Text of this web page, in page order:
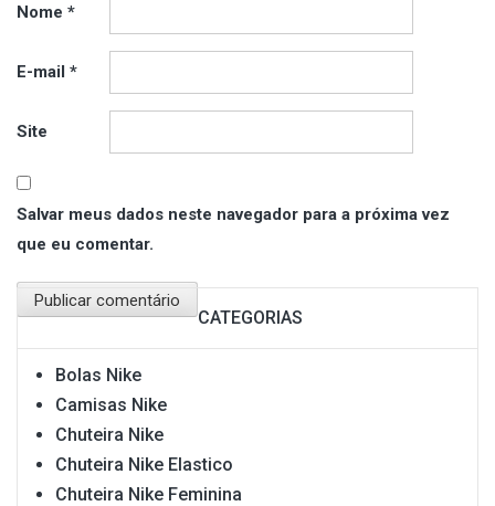
Nome *
E-mail *
Site
Salvar meus dados neste navegador para a próxima vez
que eu comentar.
CATEGORIAS
Bolas Nike
Camisas Nike
Chuteira Nike
Chuteira Nike Elastico
Chuteira Nike Feminina